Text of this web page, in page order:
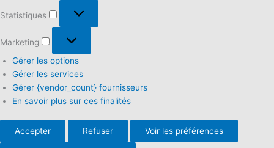
Statistiques
Marketing
Gérer les options
Gérer les services
Gérer {vendor_count} fournisseurs
En savoir plus sur ces finalités
Accepter Refuser Voir les préférences